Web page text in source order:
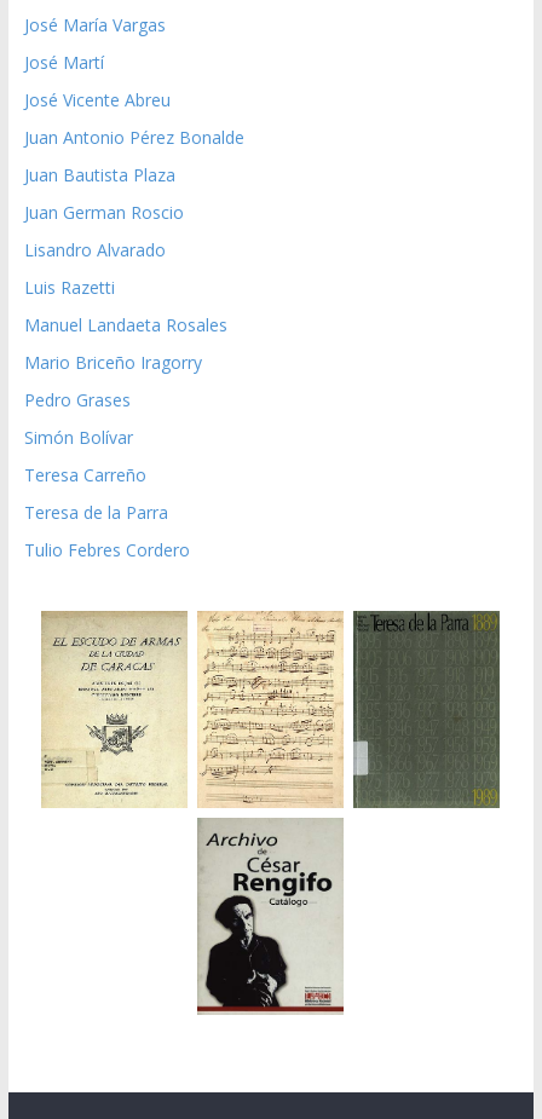
José María Vargas
José Martí
José Vicente Abreu
Juan Antonio Pérez Bonalde
Juan Bautista Plaza
Juan German Roscio
Lisandro Alvarado
Luis Razetti
Manuel Landaeta Rosales
Mario Briceño Iragorry
Pedro Grases
Simón Bolívar
Teresa Carreño
Teresa de la Parra
Tulio Febres Cordero